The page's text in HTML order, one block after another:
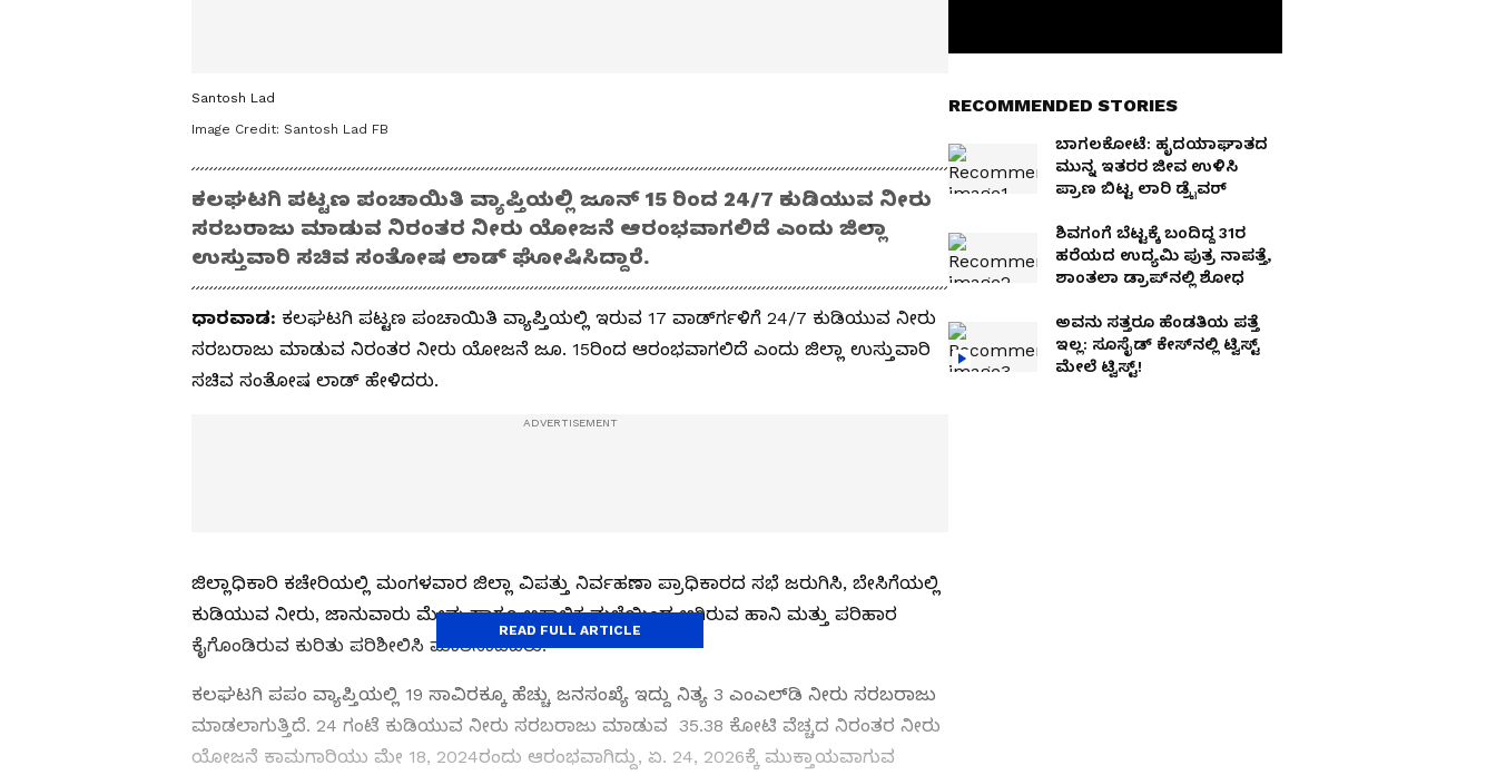
Santosh Lad
Image Credit: Santosh Lad FB
ಕಲಘಟಗಿ ಪಟ್ಟಣ ಪಂಚಾಯಿತಿ ವ್ಯಾಪ್ತಿಯಲ್ಲಿ ಜೂನ್ 15 ರಿಂದ 24/7 ಕುಡಿಯುವ ನೀರು
ಸರಬರಾಜು ಮಾಡುವ ನಿರಂತರ ನೀರು ಯೋಜನೆ ಆರಂಭವಾಗಲಿದೆ ಎಂದು ಜಿಲ್ಲಾ
ಉಸ್ತುವಾರಿ ಸಚಿವ ಸಂತೋಷ ಲಾಡ್ ಘೋಷಿಸಿದ್ದಾರೆ.
ಧಾರವಾಡ: ಕಲಘಟಗಿ ಪಟ್ಟಣ ಪಂಚಾಯಿತಿ ವ್ಯಾಪ್ತಿಯಲ್ಲಿ ಇರುವ 17 ವಾರ್ಡ್‍ಗಳಿಗೆ 24/7 ಕುಡಿಯುವ ನೀರು
ಸರಬರಾಜು ಮಾಡುವ ನಿರಂತರ ನೀರು ಯೋಜನೆ ಜೂ. 15ರಿಂದ ಆರಂಭವಾಗಲಿದೆ ಎಂದು ಜಿಲ್ಲಾ ಉಸ್ತುವಾರಿ
ಸಚಿವ ಸಂತೋಷ ಲಾಡ್ ಹೇಳಿದರು.
ಜಿಲ್ಲಾಧಿಕಾರಿ ಕಚೇರಿಯಲ್ಲಿ ಮಂಗಳವಾರ ಜಿಲ್ಲಾ ವಿಪತ್ತು ನಿರ್ವಹಣಾ ಪ್ರಾಧಿಕಾರದ ಸಭೆ ಜರುಗಿಸಿ, ಬೇಸಿಗೆಯಲ್ಲಿ
ಕುಡಿಯುವ ನೀರು, ಜಾನುವಾರು ಮೇವು ಹಾಗೂ ಅಕಾಲಿಕ ಮಳೆಯಿಂದ ಆಗಿರುವ ಹಾನಿ ಮತ್ತು ಪರಿಹಾರ
ಕೈಗೊಂಡಿರುವ ಕುರಿತು ಪರಿಶೀಲಿಸಿ ಮಾತನಾಡಿದರು.
ಕಲಘಟಗಿ ಪಪಂ ವ್ಯಾಪ್ತಿಯಲ್ಲಿ 19 ಸಾವಿರಕ್ಕೂ ಹೆಚ್ಚು ಜನಸಂಖ್ಯೆ ಇದ್ದು ನಿತ್ಯ 3 ಎಂಎಲ್‌ಡಿ ನೀರು ಸರಬರಾಜು
ಮಾಡಲಾಗುತ್ತಿದೆ. 24 ಗಂಟೆ ಕುಡಿಯುವ ನೀರು ಸರಬರಾಜು ಮಾಡುವ ₹ 35.38 ಕೋಟಿ ವೆಚ್ಚದ ನಿರಂತರ ನೀರು
ಯೋಜನೆ ಕಾಮಗಾರಿಯು ಮೇ 18, 2024ರಂದು ಆರಂಭವಾಗಿದ್ದು, ಏ. 24, 2026ಕ್ಕೆ ಮುಕ್ತಾಯವಾಗುವ
READ FULL ARTICLE
RECOMMENDED STORIES
ಬಾಗಲಕೋಟೆ: ಹೃದಯಾಘಾತದ
ಮುನ್ನ ಇತರರ ಜೀವ ಉಳಿಸಿ
ಪ್ರಾಣ ಬಿಟ್ಟ ಲಾರಿ ಡ್ರೈವರ್
ಶಿವಗಂಗೆ ಬೆಟ್ಟಕ್ಕೆ ಬಂದಿದ್ದ 31ರ
ಹರೆಯದ ಉದ್ಯಮಿ ಪುತ್ರ ನಾಪತ್ತೆ,
ಶಾಂತಲಾ ಡ್ರಾಪ್‌ನಲ್ಲಿ ಶೋಧ
ಅವನು ಸತ್ತರೂ ಹೆಂಡತಿಯ ಪತ್ತೆ
ಇಲ್ಲ: ಸೂಸೈಡ್​​ ಕೇಸ್​​ನಲ್ಲಿ ಟ್ವಿಸ್ಟ್​
ಮೇಲೆ ಟ್ವಿಸ್ಟ್!